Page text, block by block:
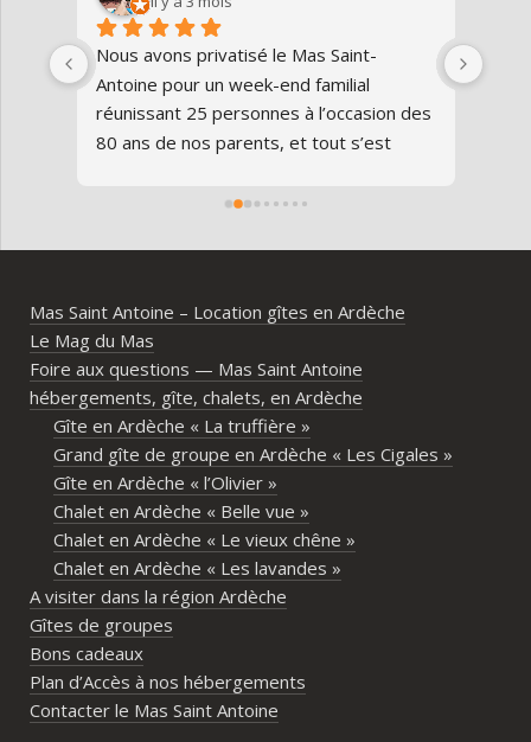
Nous avons privatisé le Mas Saint-
Antoine pour un week-end familial
réunissant 25 personnes à l’occasion des
80 ans de nos parents, et tout s’est
domaine est superbe, très bien
différents gîtes permettent à chacun
d’avoir son espace tout en gardant un
vrai lieu de rassemblement pour
partager les repas et les activités.Un
immense merci également aux
propriétaires pour leur disponibilité, leur
écoute et leur gentillesse tout au long de
l’organisation. Nous avons été très bien
accompagnés avant le week-end avec de
nombreux conseils utiles, aussi bien pour
les prestataires que pour l’organisation
générale de l’événement.Tout a été
simple, fluide et agréable. Les
recommandations données sur place
étaient excellentes et nous ont permis
Mas Saint Antoine – Location gîtes en Ardèche
Le Mag du Mas
Foire aux questions — Mas Saint Antoine
hébergements, gîte, chalets, en Ardèche
Gîte en Ardèche « La truffière »
Grand gîte de groupe en Ardèche « Les Cigales »
Gîte en Ardèche « l’Olivier »
Chalet en Ardèche « Belle vue »
Chalet en Ardèche « Le vieux chêne »
Chalet en Ardèche « Les lavandes »
A visiter dans la région Ardèche
Gîtes de groupes
Bons cadeaux
Plan d’Accès à nos hébergements
Contacter le Mas Saint Antoine